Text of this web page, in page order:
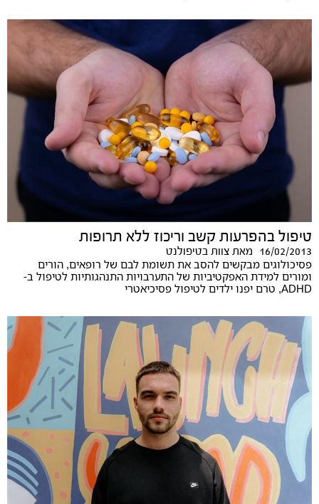
טיפול בהפרעות קשב וריכוז ללא תרופות
16/02/2013 מאת צוות בטיפולנט
פסיכולוגים מבקשים להסב את תשומת לבם של רופאים, הורים
ומורים למידת האפקטיביות של התערבויות התנהגותיות לטיפול ב-
ADHD, טרם יפנו ילדים לטיפול פסיכיאטרי